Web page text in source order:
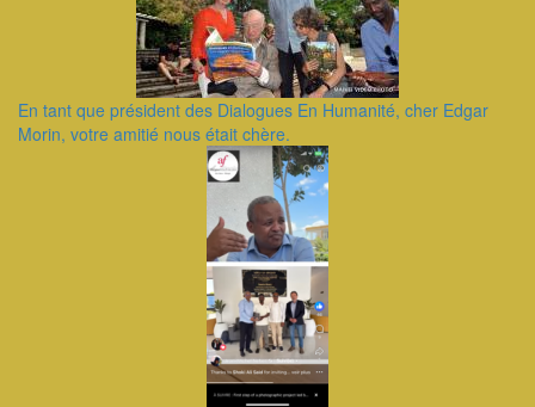
En tant que président des Dialogues En Humanité, cher Edgar
Morin, votre amitié nous était chère.